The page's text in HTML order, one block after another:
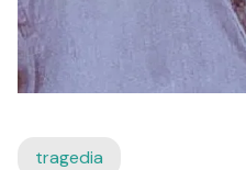
tragedia